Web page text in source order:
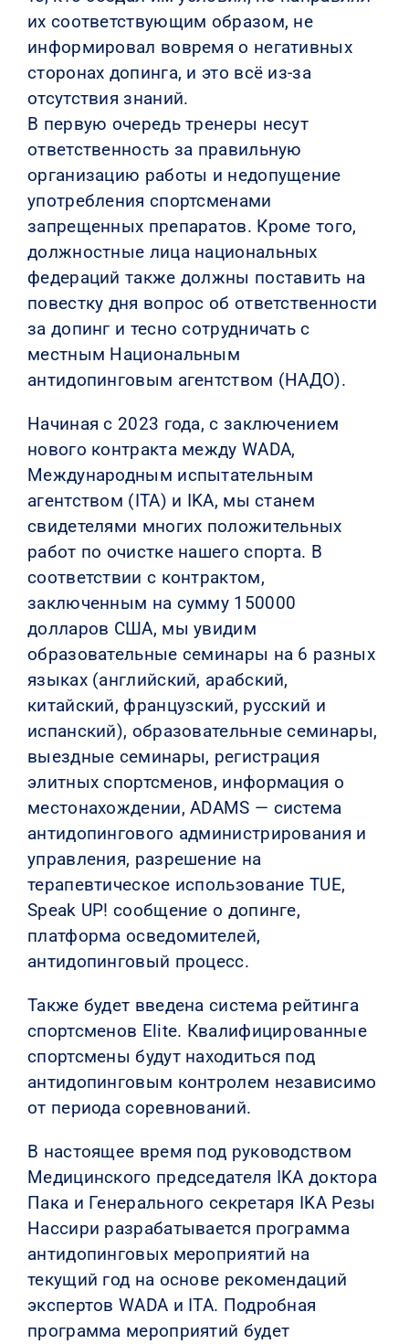
их соответствующим образом, не
информировал вовремя о негативных
сторонах допинга, и это всё из-за
отсутствия знаний.
В первую очередь тренеры несут
ответственность за правильную
организацию работы и недопущение
употребления спортсменами
запрещенных препаратов. Кроме того,
должностные лица национальных
федераций также должны поставить на
повестку дня вопрос об ответственности
за допинг и тесно сотрудничать с
местным Национальным
антидопинговым агентством (НАДО).
Начиная с 2023 года, с заключением
нового контракта между WADA,
Международным испытательным
агентством (ITA) и IKA, мы станем
свидетелями многих положительных
работ по очистке нашего спорта. В
соответствии с контрактом,
заключенным на сумму 150000
долларов США, мы увидим
образовательные семинары на 6 разных
языках (английский, арабский,
китайский, французский, русский и
испанский), образовательные семинары,
выездные семинары, регистрация
элитных спортсменов, информация о
местонахождении, ADAMS — система
антидопингового администрирования и
управления, разрешение на
терапевтическое использование TUE,
Speak UP! сообщение о допинге,
платформа осведомителей,
антидопинговый процесс.
Также будет введена система рейтинга
спортсменов Elite. Квалифицированные
спортсмены будут находиться под
антидопинговым контролем независимо
от периода соревнований.
В настоящее время под руководством
Медицинского председателя IKA доктора
Пака и Генерального секретаря IKA Резы
Нассири разрабатывается программа
антидопинговых мероприятий на
текущий год на основе рекомендаций
экспертов WADA и ITA. Подробная
программа мероприятий будет